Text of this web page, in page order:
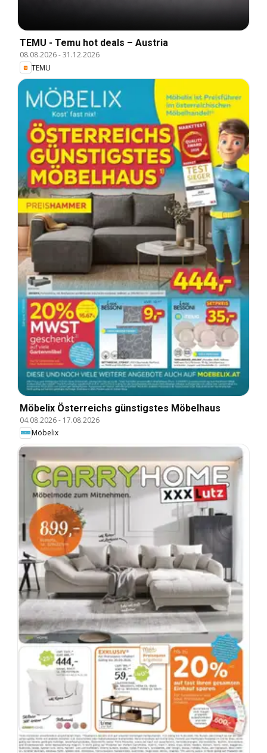
TEMU - Temu hot deals – Austria
08.08.2026-31.12.2026
TEMU
Möbelix Österreichs günstigstes Möbelhaus
04.08.2026- 17.08.2026
Möbelix